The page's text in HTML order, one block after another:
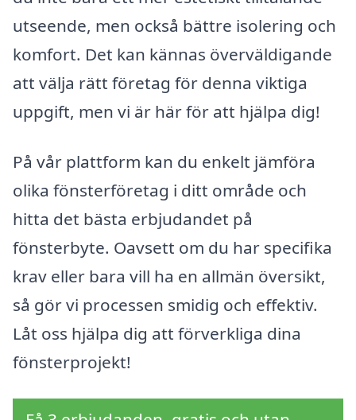
utseende, men också bättre isolering och
komfort. Det kan kännas överväldigande
att välja rätt företag för denna viktiga
uppgift, men vi är här för att hjälpa dig!
På vår plattform kan du enkelt jämföra
olika fönsterföretag i ditt område och
hitta det bästa erbjudandet på
fönsterbyte. Oavsett om du har specifika
krav eller bara vill ha en allmän översikt,
så gör vi processen smidig och effektiv.
Låt oss hjälpa dig att förverkliga dina
fönsterprojekt!